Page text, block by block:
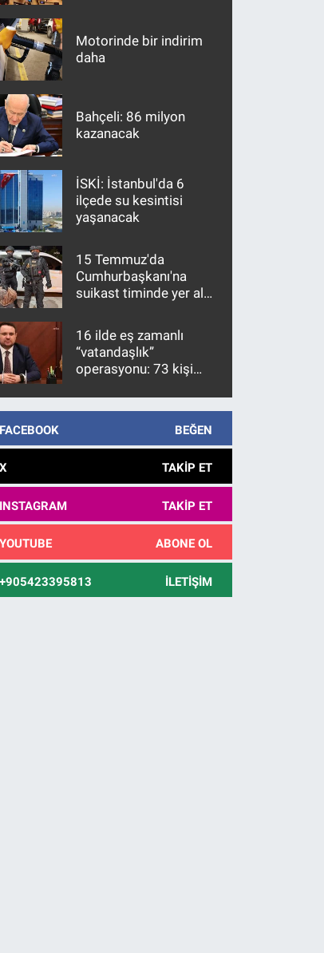
Motorinde bir indirim
daha
Bahçeli: 86 milyon
kazanacak
İSKİ: İstanbul'da 6
ilçede su kesintisi
yaşanacak
15 Temmuz'da
Cumhurbaşkanı'na
suikast timinde yer alan
10 yıl sonra yakalandı
16 ilde eş zamanlı
“vatandaşlık”
operasyonu: 73 kişi
FACEBOOK BEĞEN
X TAKIP ET
INSTAGRAM TAKIP ET
YOUTUBE ABONE OL
+905423395813 İLETIŞIM